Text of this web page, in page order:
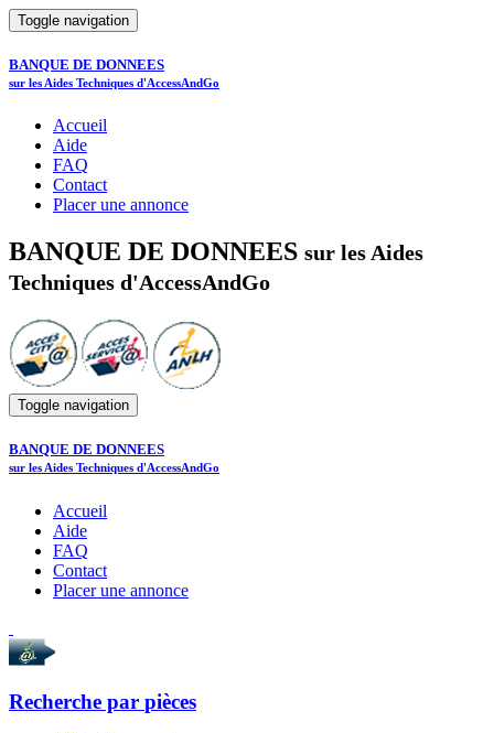
Toggle navigation
BANQUE DE DONNEES
sur les Aides Techniques d'AccessAndGo
Accueil
Aide
FAQ
Contact
Placer une annonce
BANQUE DE DONNEES sur les Aides
Techniques d'AccessAndGo
Toggle navigation
BANQUE DE DONNEES
sur les Aides Techniques d'AccessAndGo
Accueil
Aide
FAQ
Contact
Placer une annonce
Recherche par pièces